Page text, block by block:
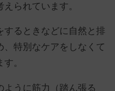
られています。
するときなどに自然と排
、特別なケアをしなくて
。
ように筋力（踏ん張る